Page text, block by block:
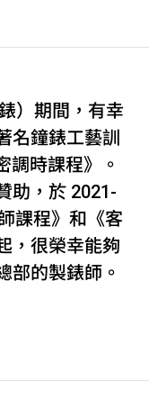
）期間，有幸
名鐘錶工藝訓
調時課程》。
助，於 2021-
課程》和《客
，很榮幸能夠
部的製錶師。